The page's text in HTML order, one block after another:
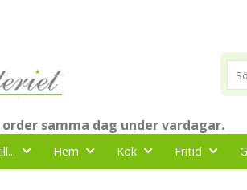
samma dag under vardagar.
Hem Kök Fritid